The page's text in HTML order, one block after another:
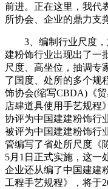
前进。正在这里，我代
所协会、企业的鼎力支
3、编制行业尺度，
建粉饰行业出现出了一
尺度、高坐位，抽调专
了国度、处所的多个规
饰协会(缩写CBDA)《
店肆道具使用手艺规程
协评为中国建建粉饰行
被评为中国建建粉饰行
管编写了省处所尺度《
5月1日正式实施，这一
企业还从编了中国建建
工程手艺规程》，将于